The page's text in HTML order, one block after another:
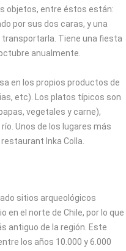
objetos, entre éstos están:
por sus dos caras, y una
Tiene una fiesta
anualmente.
en los propios productos de
etc). Los platos típicos son
vegetales y carne),
Unos de los lugares más
Inka Colla.
sitios arqueológicos
en el norte de Chile, por lo que
antiguo de la región. Este
los años 10.000 y 6.000